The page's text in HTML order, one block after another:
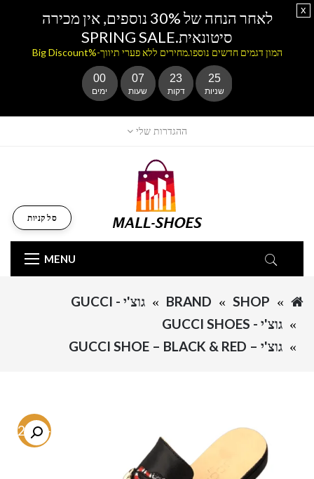
ההגדרות שלי
MENU
סל קניות
SHOP
BRAND
גוצ'י - GUCCI
גוצ'י - GUCCI SHOES
גוצ'י – GUCCI SHOE – BLACK & RED
-72.7%
לאחר הנחה של 30% נוספים, אין מכירה
סיטונאית.SPRING SALE
המון דגמים חדשים נוספו.מחירים ללא פערי תיווך-%Big Discount
00
ימים
07
שעות
23
דקות
25
שניות
x